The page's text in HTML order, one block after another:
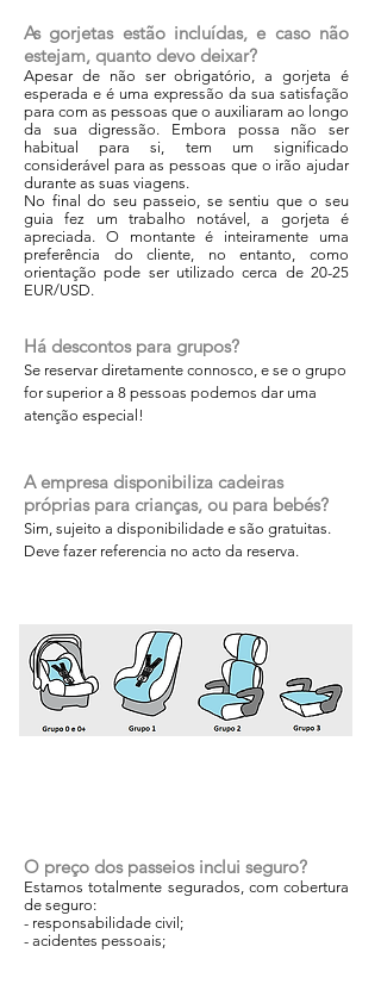
As gorjetasestão incluídas, e caso não
estejam, quanto devo deixar?
Apesar de não ser obrigatório, a gorjeta é
esperada e é uma expressão da sua satisfação
para com as pessoas que o auxiliaram ao longo
da sua digressão. Embora possa não ser
habitual para si, tem um significado
considerável para as pessoas que o irão ajudar
durante as suas viagens. ​
No final do seu passeio, se sentiu que o seu
guia fez um trabalho notável, a gorjeta é
apreciada. O montante é inteiramente uma
preferência do cliente, no entanto, como
orientação pode ser utilizado cerca de 20-25
EUR/USD.
Há descontos para grupos?
Se reservar diretamente connosco, e se o grupo
for superior a 8 pessoas podemos dar uma
atenção especial!
A empresa disponibiliza cadeiras
próprias para crianças, ou para bebés?
Sim, sujeito a disponibilidade e são gratuitas.
Deve fazer referencia no acto da reserva.
O preço dos passeios inclui seguro?
Estamos totalmente segurados, com cobertura
de seguro:
- responsabilidade civil;
- acidentes pessoais;